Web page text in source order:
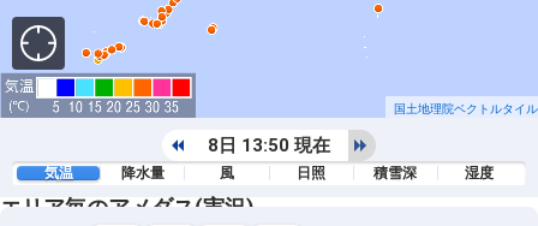
国土地理院ベクトルタイル
8日 13:50 現在
気温 降水量 風 日照 積雪深 湿度
エリア毎のアメダス(実況)